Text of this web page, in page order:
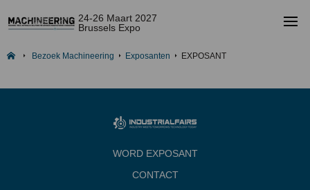
24-26 Maart 2027
Brussels Expo
Bezoek Machineering Exposanten EXPOSANT
WORD EXPOSANT
CONTACT